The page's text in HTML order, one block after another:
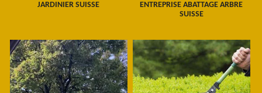
JARDINIER SUISSE
ENTREPRISE ABATTAGE ARBRE
SUISSE